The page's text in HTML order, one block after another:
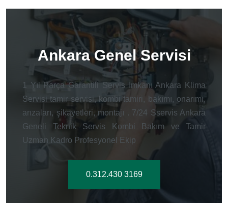
Ankara Genel Servisi
1 Yıl Parça Garantili Servis İmkanı Ankara Klima
Servisi tamir servisi, kombi tamiri, bakımı, onarımı,
arızaları, şikayetleri, montajı . 7/24 Sservis Ankara
Geneli Teknik Servis Kombi Bakım ve Tamir
Uzman Kadro Profesyonel Ekip
0.312.430 3169